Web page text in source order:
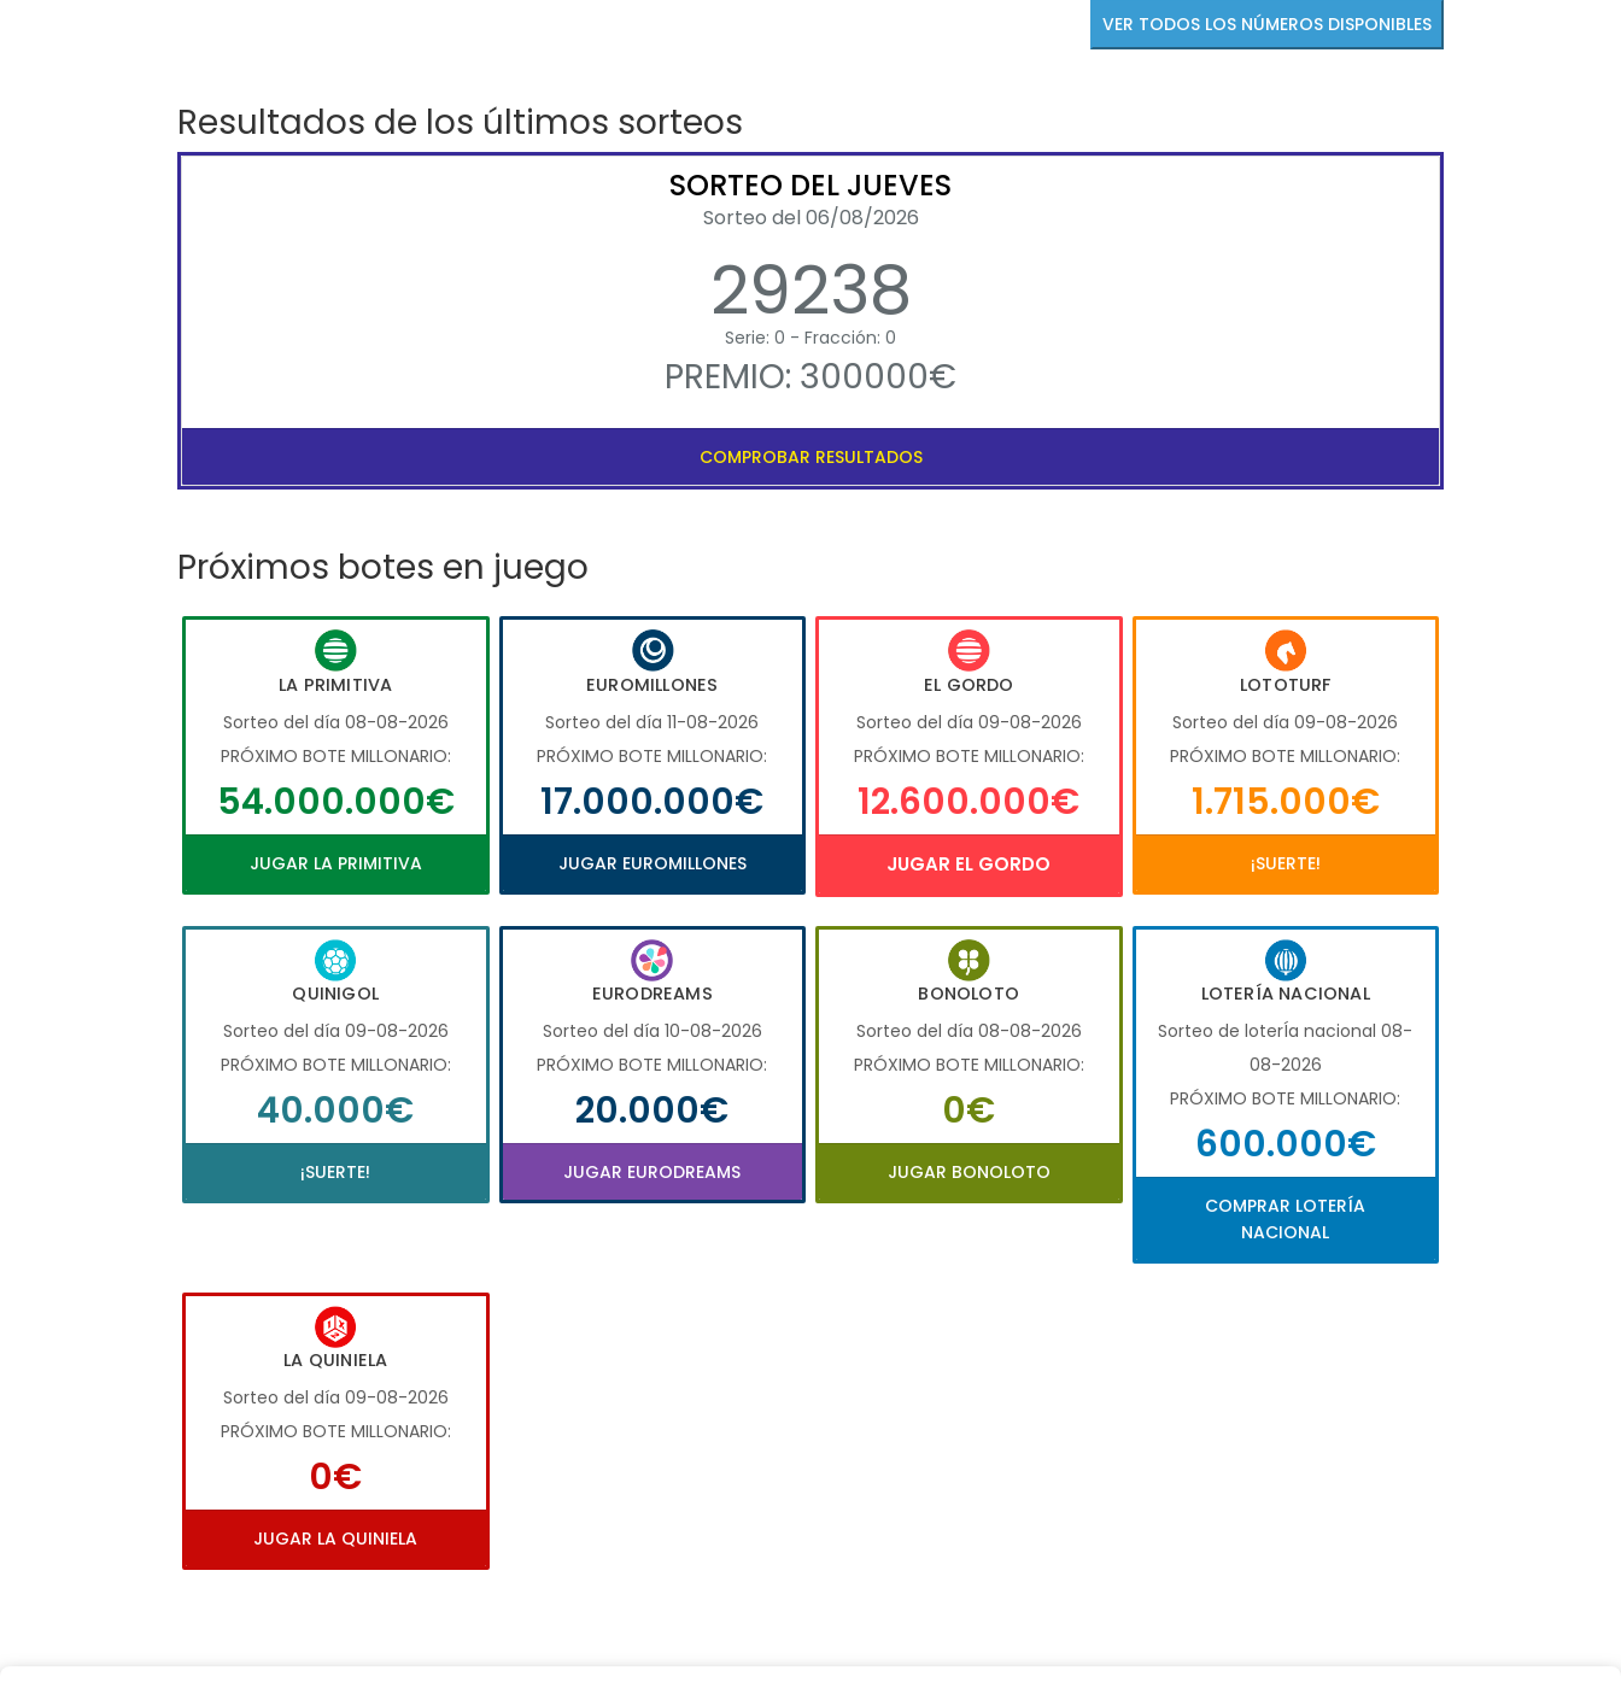
VER TODOS LOS NÚMEROS DISPONIBLES
Resultados de los últimos sorteos
SORTEO DEL JUEVES
Sorteo del 06/08/2026
29238
Serie: 0 - Fracción: 0
PREMIO: 300000€
COMPROBAR RESULTADOS
Próximos botes en juego
LA PRIMITIVA
Sorteo del día 08-08-2026
PRÓXIMO BOTE MILLONARIO:
54.000.000€
JUGAR LA PRIMITIVA
EUROMILLONES
Sorteo del día 11-08-2026
PRÓXIMO BOTE MILLONARIO:
17.000.000€
JUGAR EUROMILLONES
EL GORDO
Sorteo del día 09-08-2026
PRÓXIMO BOTE MILLONARIO:
12.600.000€
JUGAR EL GORDO
LOTOTURF
Sorteo del día 09-08-2026
PRÓXIMO BOTE MILLONARIO:
1.715.000€
¡SUERTE!
QUINIGOL
Sorteo del día 09-08-2026
PRÓXIMO BOTE MILLONARIO:
40.000€
¡SUERTE!
EURODREAMS
Sorteo del día 10-08-2026
PRÓXIMO BOTE MILLONARIO:
20.000€
JUGAR EURODREAMS
BONOLOTO
Sorteo del día 08-08-2026
PRÓXIMO BOTE MILLONARIO:
0€
JUGAR BONOLOTO
LOTERÍA NACIONAL
Sorteo de loterÍa nacional 08-
08-2026
PRÓXIMO BOTE MILLONARIO:
600.000€
COMPRAR LOTERÍA
NACIONAL
LA QUINIELA
Sorteo del día 09-08-2026
PRÓXIMO BOTE MILLONARIO:
0€
JUGAR LA QUINIELA